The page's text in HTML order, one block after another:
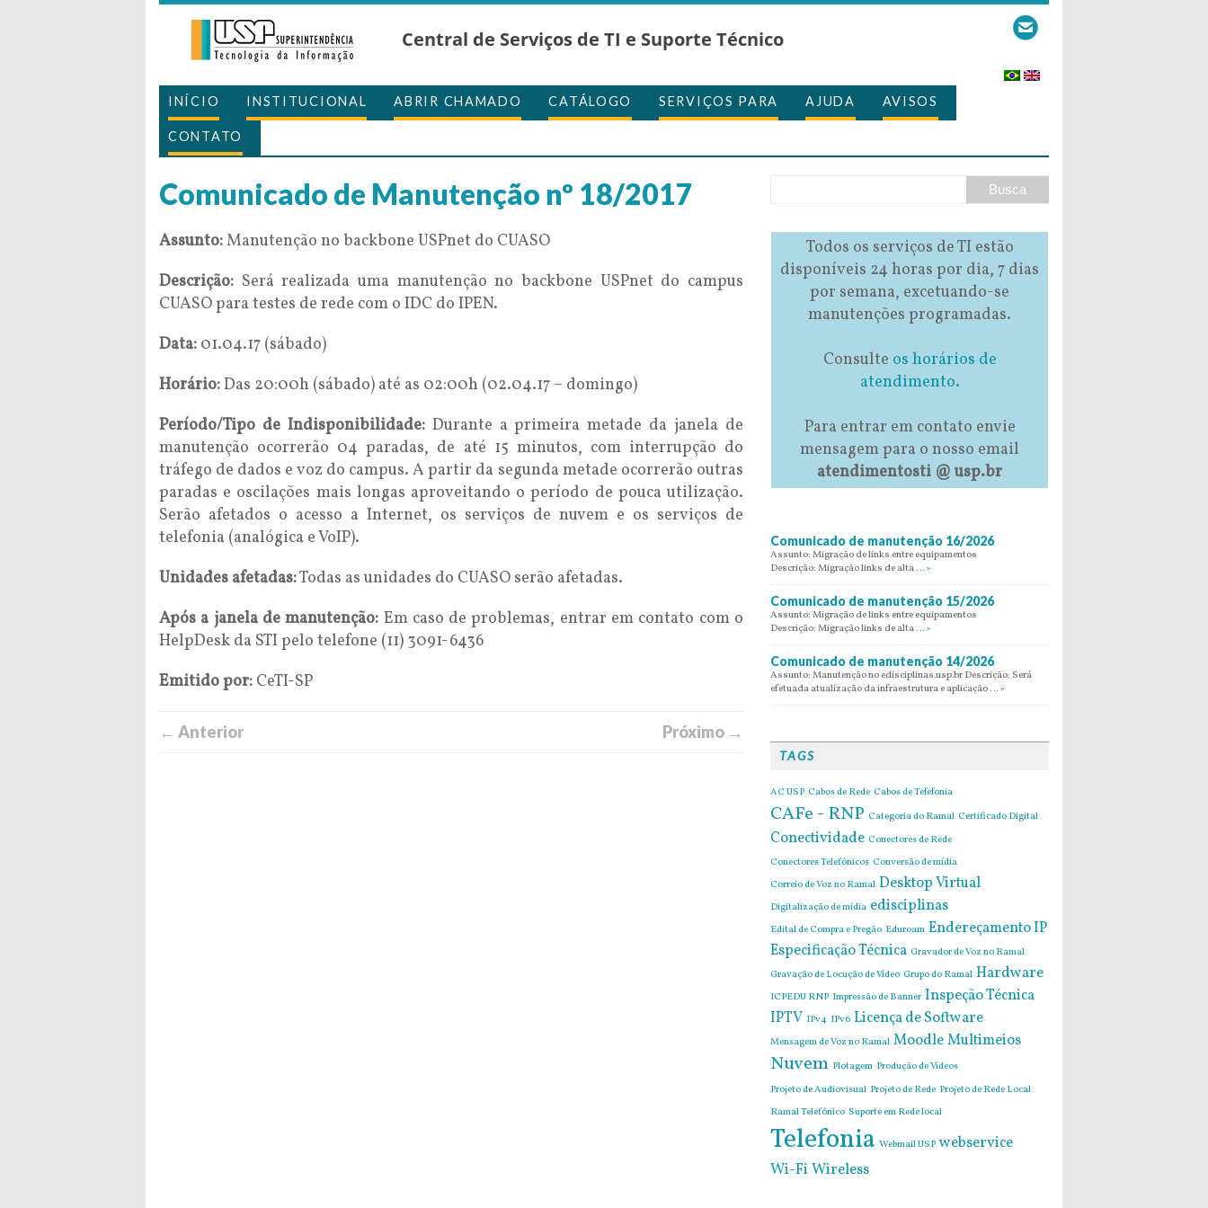
Central de Serviços de TI e Suporte Técnico
INÍCIO INSTITUCIONAL ABRIR CHAMADO CATÁLOGO SERVIÇOS PARA AJUDA AVISOS
CONTATO
Comunicado de Manutenção nº 18/2017
Assunto:Manutenção no backbone USPnet do CUASO
Descrição: Será realizada uma manutenção no backbone USPnet do campus
CUASO para testes de rede com o IDC do IPEN.
Data: 01.04.17 (sábado)
Horário:Das 20:00h (sábado) até as 02:00h (02.04.17 – domingo)
Período/Tipo de Indisponibilidade:Durante a primeira metade da janela de
manutenção ocorrerão 04 paradas, de até 15 minutos, com interrupção do
tráfego de dados e voz do campus. A partir da segunda metade ocorrerão outras
paradas e oscilações mais longas aproveitando o período de pouca utilização.
Serão afetados o acesso a Internet, os serviços de nuvem e os serviços de
telefonia (analógica e VoIP).
Unidades afetadas:Todas as unidades do CUASO serão afetadas.
Após a janela de manutenção: Em caso de problemas, entrar em contato com o
HelpDesk da STI pelo telefone (11) 3091-6436
Emitido por: CeTI-SP
← Anterior Próximo →
Todos os serviços de TI estão
disponíveis 24 horas por dia, 7 dias
por semana, excetuando-se
manutenções programadas.
Consulte os horários de
atendimento.
Para entrar em contato envie
mensagem para o nosso email
atendimentosti @ usp.br
Comunicado de manutenção 16/2026
Assunto: Migração de links entre equipamentos
Descrição: Migração links de alta … »
Comunicado de manutenção 15/2026
Assunto: Migração de links entre equipamentos
Descrição: Migração links de alta … »
Comunicado de manutenção 14/2026
Assunto: Manutenção no edisciplinas.usp.br Descrição: Será
efetuada atualização da infraestrutura e aplicação … »
TAGS
AC USP Cabos de Rede Cabos de Tefefonia
CAFe - RNP Categoria do Ramal Certificado Digital
Conectividade Conectores de Rede
Conectores Telefônicos Conversão de mídia
Correio de Voz no Ramal Desktop Virtual
Digitalização de mídia edisciplinas
Edital de Compra e Pregão Eduroam Endereçamento IP
Especificação Técnica Gravador de Voz no Ramal
Gravação de Locução de Vídeo Grupo do Ramal Hardware
ICPEDU RNP Impressão de Banner Inspeção Técnica
IPTV IPv4 IPv6 Licença de Software
Mensagem de Voz no Ramal MoodleMultimeios
Nuvem Plotagem Produção de Vídeos
Projeto de Audiovisual Projeto de Rede Projeto de Rede Local
Ramal Telefônico Suporte em Rede local
Telefonia Webmail USP webservice
Wi-Fi Wireless